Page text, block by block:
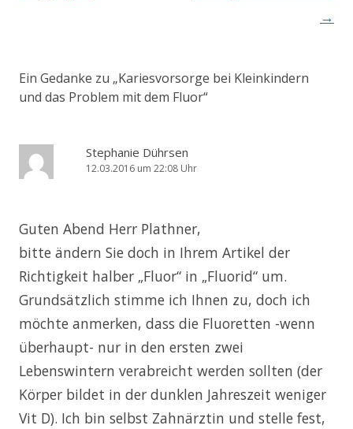
→
Ein Gedanke zu „Kariesvorsorge bei Kleinkindern
und das Problem mit dem Fluor“
Stephanie Dührsen
12.03.2016 um 22:08 Uhr
Guten Abend Herr Plathner,
bitte ändern Sie doch in Ihrem Artikel der
Richtigkeit halber „Fluor“ in „Fluorid“ um.
Grundsätzlich stimme ich Ihnen zu, doch ich
möchte anmerken, dass die Fluoretten -wenn
überhaupt- nur in den ersten zwei
Lebenswintern verabreicht werden sollten (der
Körper bildet in der dunklen Jahreszeit weniger
Vit D). Ich bin selbst Zahnärztin und stelle fest,